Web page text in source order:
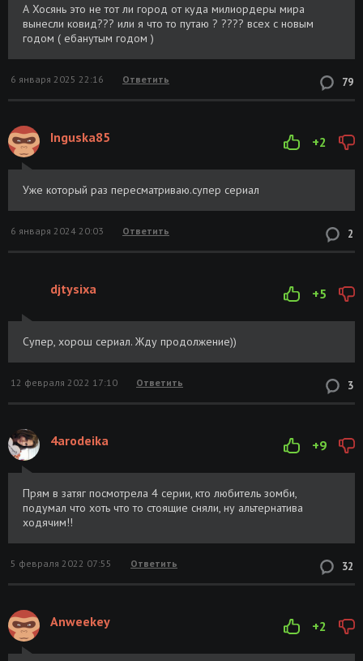
А Хосянь это не тот ли город от куда милиордеры мира
вынесли ковид??? или я что то путаю ? ???? всех с новым
годом ( ебанутым годом )
79
6 января 2025 22:16 Ответить
+2
Inguska85
Уже который раз пересматриваю.супер сериал
2
6 января 2024 20:03 Ответить
+5
djtysixa
Супер, хорош сериал. Жду продолжение))
3
12 февраля 2022 17:10 Ответить
+9
4arodeika
Прям в затяг посмотрела 4 серии, кто любитель зомби,
подумал что хоть что то стоящие сняли, ну альтернатива
ходячим!!
32
5 февраля 2022 07:55 Ответить
+2
Anweekey